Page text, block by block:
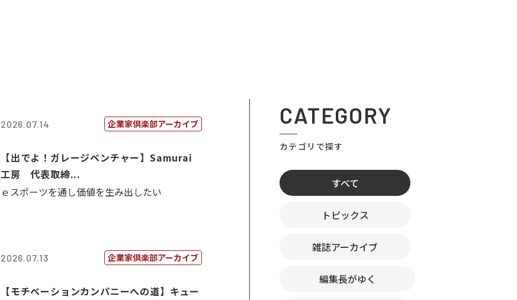
2026.07.14 企業家倶楽部アーカイブ
【出でよ！ガレージベンチャー】Samurai
工房 代表取締...
ｅスポーツを通し価値を生み出したい
2026.07.13 企業家倶楽部アーカイブ
【モチベーションカンパニーへの道】キュー
CATEGORY
カテゴリで探す
すべて
トピックス
雑誌アーカイブ
編集長がゆく